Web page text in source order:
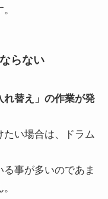
らない
れ替え」の作業が発
い場合は、ドラム
事が多いのであま